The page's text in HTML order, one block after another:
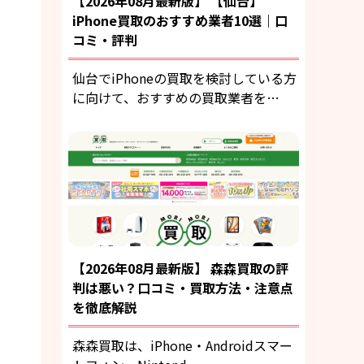
iPhone買取のおすすめ業者10選｜口
コミ・評判
仙台でiPhoneの買取を検討している方
に向けて、おすすめの買取業者を…
【2026年08月最新版】 森森買取の評
判は悪い？口コミ・買取方法・注意点
を徹底解説
森森買取は、iPhone・Androidスマー